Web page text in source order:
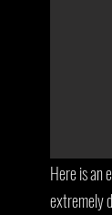
Here is an
extremely